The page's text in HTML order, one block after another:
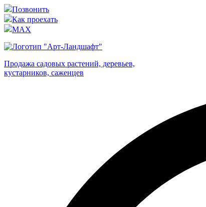
Позвонить
Как проехать
MAX
Продажа садовых растений, деревьев,
кустарников, саженцев